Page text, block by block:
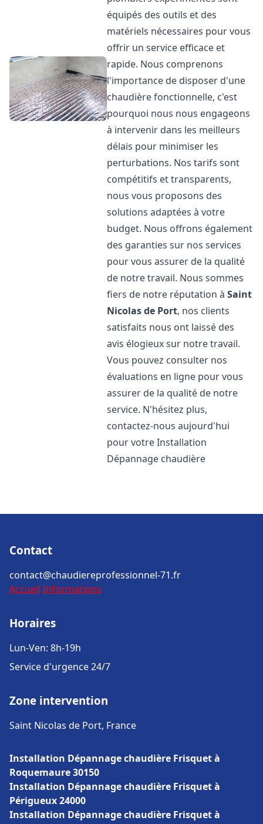
équipés des outils et des
matériels nécessaires pour vous
offrir un service efficace et
rapide. Nous comprenons
l'importance de disposer d'une
chaudière fonctionnelle, c'est
pourquoi nous nous engageons
à intervenir dans les meilleurs
délais pour minimiser les
perturbations. Nos tarifs sont
compétitifs et transparents,
nous vous proposons des
solutions adaptées à votre
budget. Nous offrons également
des garanties sur nos services
pour vous assurer de la qualité
de notre travail. Nous sommes
fiers de notre réputation àSaint
Nicolas de Port, nos clients
satisfaits nous ont laissé des
avis élogieux sur notre travail.
Vous pouvez consulter nos
évaluations en ligne pour vous
assurer de la qualité de notre
service. N'hésitez plus,
contactez-nous aujourd'hui
pour votre Installation
Dépannage chaudière
Contact
contact@chaudiereprofessionnel-71.fr
Accueil Informations
Horaires
Lun-Ven: 8h-19h
Service d'urgence 24/7
Zone intervention
Saint Nicolas de Port, France
Installation Dépannage chaudière Frisquet à
Roquemaure 30150
Installation Dépannage chaudière Frisquet à
Périgueux 24000
Installation Dépannage chaudière Frisquet à